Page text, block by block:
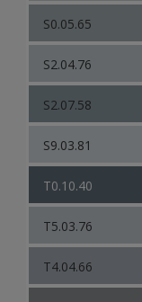
S0.05.65
S2.04.76
S2.07.58
S9.03.81
T0.10.40
T5.03.76
T4.04.66